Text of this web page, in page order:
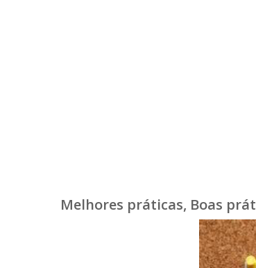
Melhores práticas, Boas